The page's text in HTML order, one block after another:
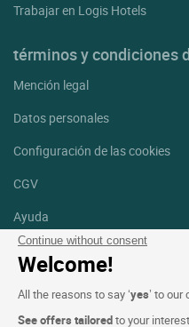
Continue without consent
Welcome!
All the reasons to say ‘yes’ to
See offers tailoredto your
Trabajar en Logis Hotels
términos y condiciones
Mención legal
Datos personales
Configuración de las cookies
CGV
Ayuda
Mapa del sitio
fotografías